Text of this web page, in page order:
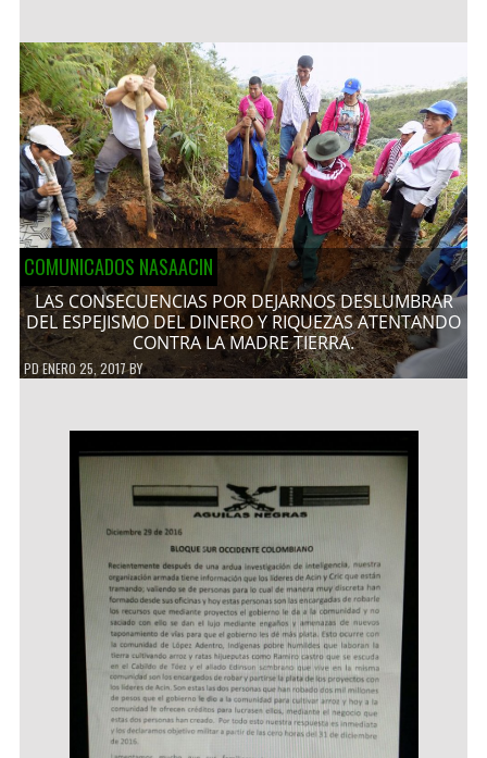
COMUNICADOS NASAACIN
LAS CONSECUENCIAS POR DEJARNOS DESLUMBRAR
DEL ESPEJISMO DEL DINERO Y RIQUEZAS ATENTANDO
CONTRA LA MADRE TIERRA.
PDENERO 25, 2017BY